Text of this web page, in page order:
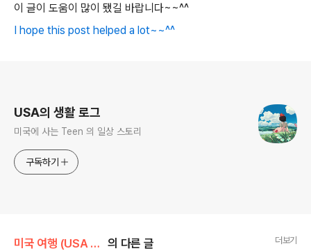
이 글이 도움이 많이 됐길 바랍니다~~^^
I hope this post helped a lot~~^^
USA의 생활 로그
미국에 사는 Teen 의 일상 스토리
구독하기
미국 여행 (USA Traveling) 의 다른 글 더보기